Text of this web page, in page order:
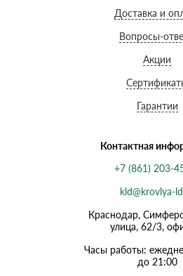
Доставка и
Вопросы-
Акции
Гарантии
Контактная
+7 (861) 203-
kld@krovlya-
Краснодар,
улица, 62/3,
Часы работы:
до 21:00